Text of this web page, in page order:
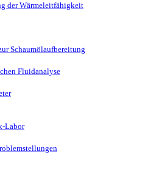
der Wärmeleitfähigkeit
Schaumölaufbereitung
Fluidanalyse
Labor